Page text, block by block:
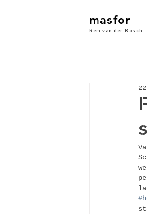
masfor
Rem van den Bosch